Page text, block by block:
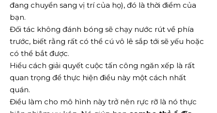
đang chuyển sang vị trí của họ), đó là thời điểm của
bạn.
Đối tác không đánh bóng sẽ chạy nước rút về phía
trước, biết rằng rất có thể cú vô lê sắp tới sẽ yếu hoặc
có thể bắt được.
Hiểu cách giải quyết cuộc tấn công ngăn xếp là rất
quan trọng để thực hiện điều này một cách nhất
quán.
Điều làm cho mô hình này trở nên rực rỡ là nó thực